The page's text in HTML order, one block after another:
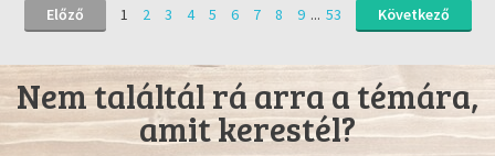
Előző 1 2 3 4 5 6 7 8 9 ... 53 Következő
Nem találtál rá arra a témára,
amit kerestél?